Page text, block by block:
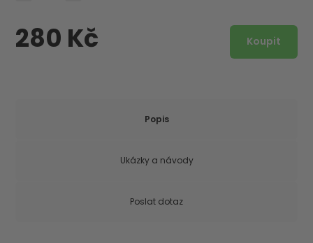
280 Kč
Popis
Ukázky a návody
Poslat dotaz